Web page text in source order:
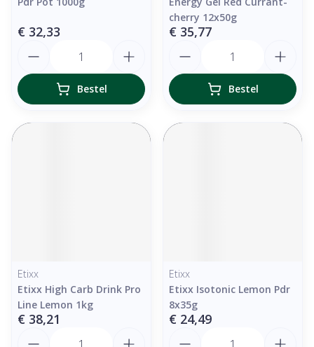
€ 32,33
Bestel
cherry 12x50g
€ 35,77
Bestel
Etixx
Etixx High Carb Drink Pro
Line Lemon 1kg
€ 38,21
Etixx
Etixx Isotonic Lemon Pdr
8x35g
€ 24,49